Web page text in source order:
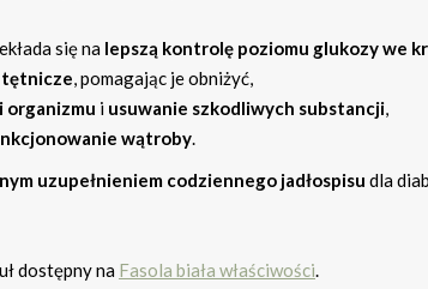
się na lepszą kontrolę poziomu glukozy we
, pomagając je obniżyć,
organizmu i usuwanie szkodliwych substancji,
wątroby.
uzupełnieniem codziennego jadłospisu dla
dostępny na Fasola biała właściwości.